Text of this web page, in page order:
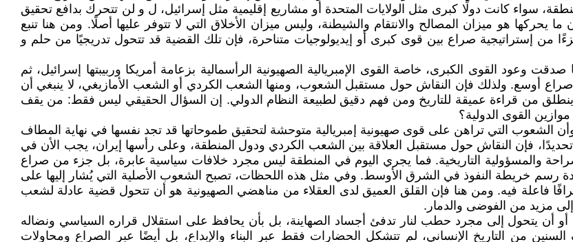
سواء كانت دولًا كبرى مثل الولايات المتحدة أو مشاريع إقليمية مثل إسرائيل، ل و لن تتحرك بدافع تحقيق
يحركها هو ميزان المصالح والانتقام والشيطنة، وليس ميزان الأخلاق التي لا تتوفر عليها أصلًا. ومن هنا تنبع
إستراتيجية صراع بين قوى كبرى أو إيديولوجيات متناحرة، فإن تلك القضية قد تتحول تدريجيًا من حلم و
وعود القوى الكبرى، خاصة القوى الإمبريالية الصهيونية الرأسمالية بزعامة أمريكا وربيبتها إسرائيل، ثم
أوسع. ولذلك فإن النقاش حول مستقبل الشعوب، ومنها الشعب الكردي أو الشعب الأمازيغي، لا ينبغي أن
من قراءة عميقة للتاريخ ومن فهم دقيق لطبيعة النظام الدولي. إن السؤال الحقيقي ليس فقط: من يقف
القوى الدولية؟
وأن الشعوب التي تراهن على قوى صهيونية إمبريالية متوحشة لتحقيق طموحاتها قد تجد نفسها في نهاية المطاف
فإن النقاش حول مستقبل العلاقة بين الشعب الكردي ودول المنطقة، وعلى رأسها إيران، يجب الأن في
والمسؤولية التاريخية. فما يجري اليوم في المنطقة ليس مجرد خلافات سياسية عابرة، بل جزء من صراع
رسم خريطة النفوذ في الشرق الأوسط. وفي مثل هذه اللحظات، تصبح الشعوب الأصلية التي يُشار إليها على
فاعلة فيه. ومن هنا فإن القلق العميق لدى العقلاء من مناهضي الصهيونية هو أن تتحول قضية عادلة لشعب
مزيد من الفوضى والدمار.
أن يتحول إلى مجرد حطب لنار تدفئ أجساد الصهاينة، بل بأن يحافظ على استقلال قراره السياسي ونضاله
من التاريخ الإنساني، لم تتشكل الحضارات فقط عبر البناء والإبداع، بل أيضًا عبر الصراع ومحاولات